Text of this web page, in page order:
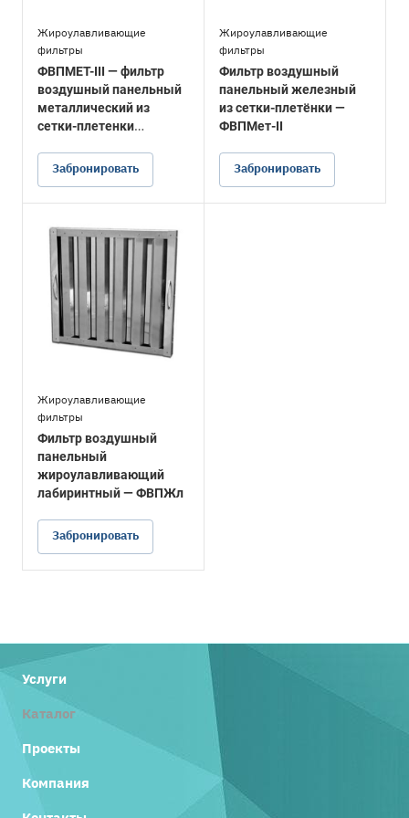
Жироулавливающие
фильтры
ФВПМЕТ-III — фильтр
воздушный панельный
металлический из
сетки-плетенки
Забронировать
Жироулавливающие
фильтры
Фильтр воздушный
панельный железный
из сетки-плетёнки —
ФВПМет-II
Забронировать
Жироулавливающие
фильтры
Фильтр воздушный
панельный
жироулавливающий
лабиринтный — ФВПЖл
Забронировать
Услуги
Каталог
Проекты
Компания